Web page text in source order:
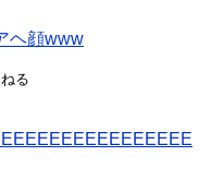
ヘ顔www
る